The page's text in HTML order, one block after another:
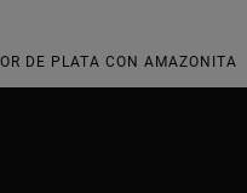
DE PLATA CON AMAZONITA